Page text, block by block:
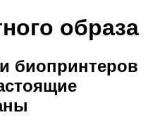
образа
биопринтеров